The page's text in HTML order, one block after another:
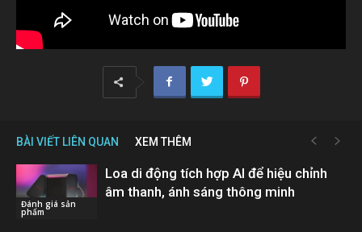
BÀI VIẾT LIÊN QUAN XEM THÊM
Đánh giá sản
phẩm
Loa di động tích hợp AI để hiệu chỉnh
âm thanh, ánh sáng thông minh